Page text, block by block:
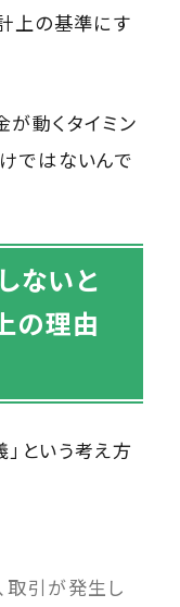
上の基準にす
動くタイミン
ではないんで
ないと
の理由
という考え方
取引が発生し